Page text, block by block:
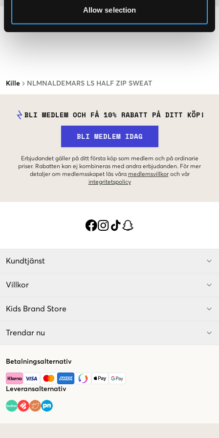
Allow selection
Kille NLMNALDEMARS LS HALF ZIP SWEAT
BLI MEDLEM OCH FÅ 10% RABATT PÅ DITT KÖP!
BLI MEDLEM IDAG
Erbjudandet gäller på ditt första köp som medlem och på ordinarie
priser. Rabatten kan ej kombineras med andra erbjudanden. För mer
detaljer om medlemsskapet läs våra medlemsvillkor och vår
integritetspolicy
Kundtjänst
Villkor
Kids Brand Store
Trendar nu
Betalningsalternativ
Leveransalternativ